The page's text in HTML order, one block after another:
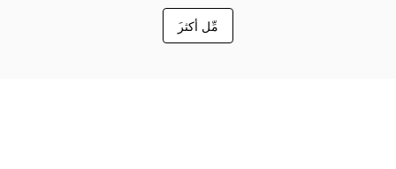
َمِّل أكثر